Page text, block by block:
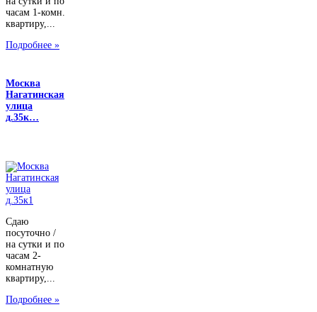
часам 1-комн.
квартиру,...
Подробнее »
Москва
Нагатинская
улица
д.35к…
Сдаю
посуточно /
на сутки и по
часам 2-
комнатную
квартиру,...
Подробнее »